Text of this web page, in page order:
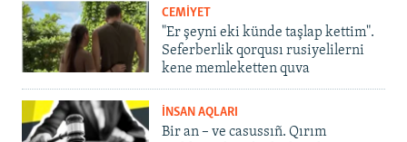
CEMİYET
"Er şeyni eki künde taşlap kettim".
Seferberlik qorqusı rusiyelilerni
kene memleketten quva
İNSAN AQLARI
Bir an – ve casussıñ. Qırım